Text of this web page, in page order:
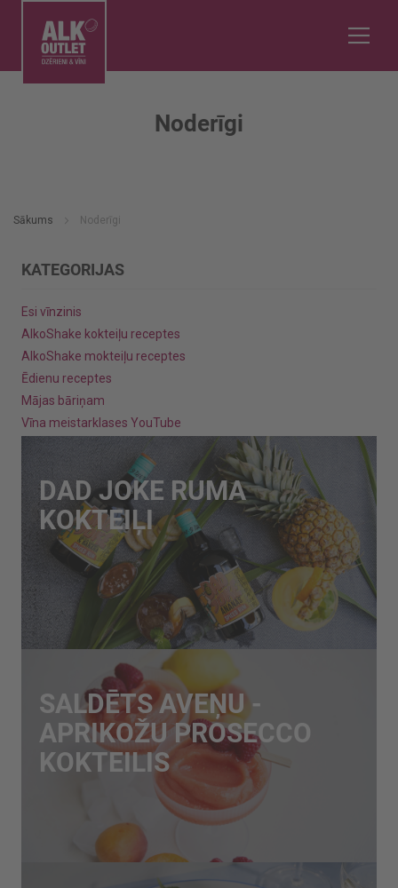
Sākums Noderīgi
KATEGORIJAS
Esi vīnzinis
AlkoShake kokteiļu receptes
AlkoShake mokteiļu receptes
Ēdienu receptes
Mājas bāriņam
Vīna meistarklases YouTube
Noderīgi
DAD JOKE RUMA
KOKTEIĻI
SALDĒTS AVEŅU -
APRIKOŽU PROSECCO
KOKTEILIS